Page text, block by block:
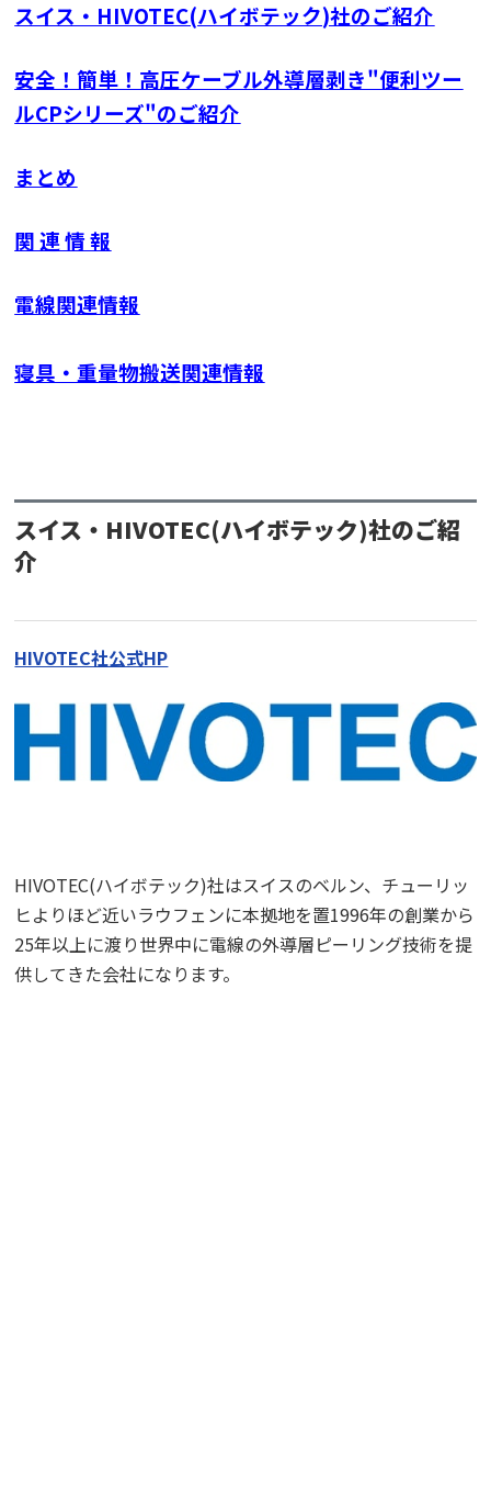
スイス・HIVOTEC(ハイボテック)社のご紹介
安全！簡単！高圧ケーブル外導層剥き"便利ツー
ルCPシリーズ"のご紹介
まとめ
関 連 情 報
電線関連情報
寝具・重量物搬送関連情報
スイス・HIVOTEC(ハイボテック)社のご紹
介
HIVOTEC社公式HP
HIVOTEC(ハイボテック)社はスイスのベルン、チューリッ
ヒよりほど近いラウフェンに本拠地を置1996年の創業から
25年以上に渡り世界中に電線の外導層ピーリング技術を提
供してきた会社になります。